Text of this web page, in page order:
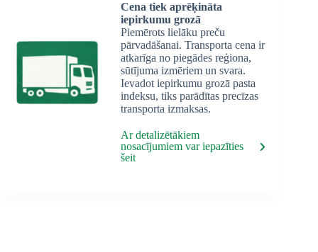
Cena tiek aprēķināta
iepirkumu grozā
Piemērots lielāku preču
pārvadāšanai. Transporta cena ir
atkarīga no piegādes reģiona,
sūtījuma izmēriem un svara.
Ievadot iepirkumu grozā pasta
indeksu, tiks parādītas precīzas
transporta izmaksas.
Ar detalizētākiem
nosacījumiem var iepazīties
šeit